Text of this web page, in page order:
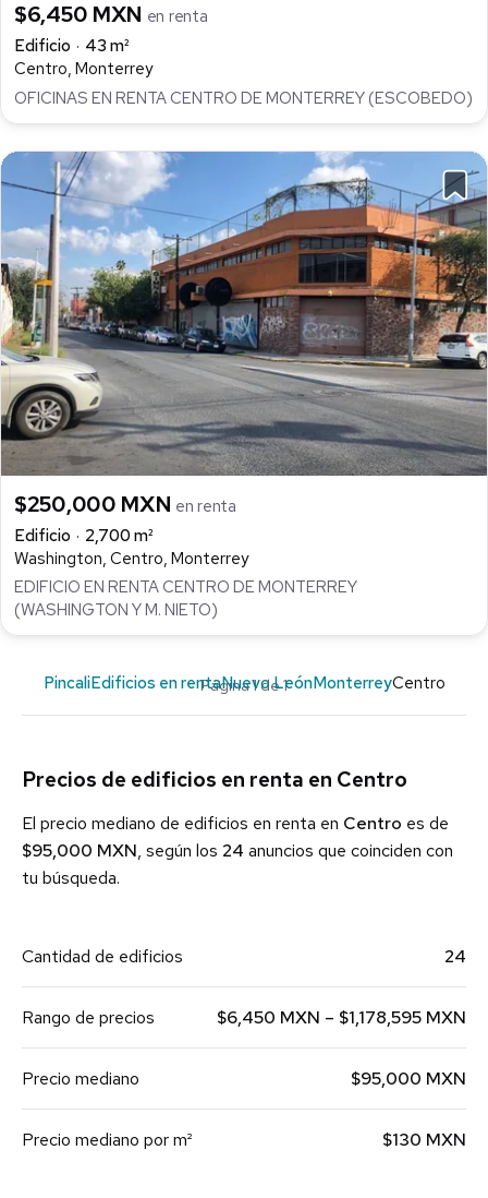
$6,450 MXN en renta
Edificio
43 m²
Centro, Monterrey
OFICINAS EN RENTA CENTRO DE MONTERREY (ESCOBEDO)
$250,000 MXN en renta
Edificio
2,700 m²
Washington, Centro, Monterrey
EDIFICIO EN RENTA CENTRO DE MONTERREY
(WASHINGTON Y M. NIETO)
Página 1 de 1
PincaliEdificios en rentaNuevo LeónMonterreyCentro
Precios de edificios en renta en Centro
El precio mediano de edificios en renta en Centro es de
$95,000 MXN, según los 24 anuncios que coinciden con
tu búsqueda.
Cantidad de edificios 24
Rango de precios $6,450 MXN – $1,178,595 MXN
Precio mediano $95,000 MXN
Precio mediano por m² $130 MXN